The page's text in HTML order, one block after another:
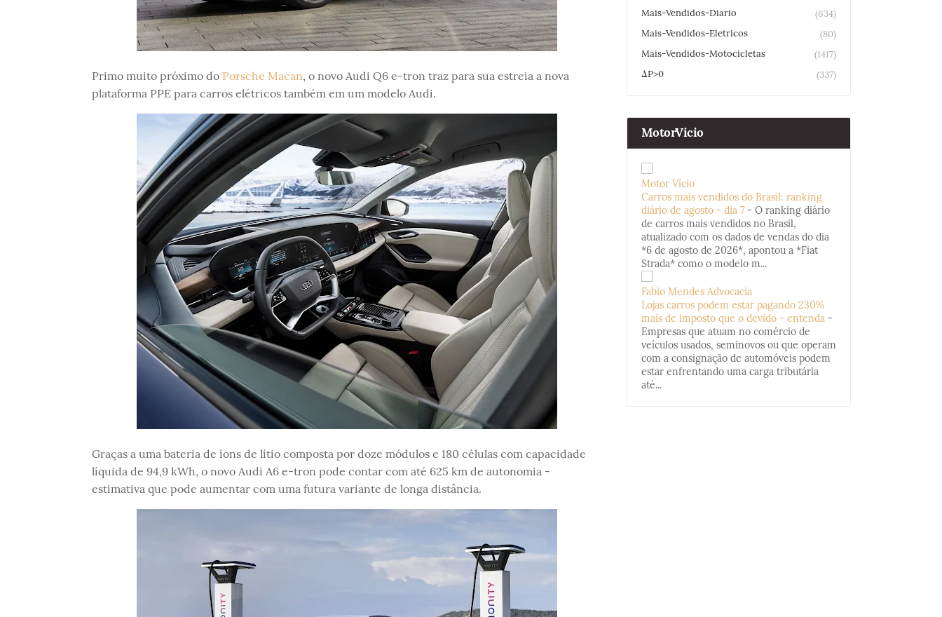
Primo muito próximo do Porsche Macan, o novo Audi Q6 e-tron traz para sua estreia a nova
plataforma PPE para carros elétricos também em um modelo Audi.
Graças a uma bateria de íons de lítio composta por doze módulos e 180 células com capacidade
líquida de 94,9 kWh, o novo Audi A6 e-tron pode contar com até 625 km de autonomia -
estimativa que pode aumentar com uma futura variante de longa distância.
Mais-Vendidos-Diario
(634)
Mais-Vendidos-Eletricos
(80)
Mais-Vendidos-Motocicletas
(1417)
ΔP>0
(337)
MotorVicio
Motor Vício
Carros mais vendidos do Brasil: ranking
diário de agosto - dia 7 - O ranking diário
de carros mais vendidos no Brasil,
atualizado com os dados de vendas do dia
*6 de agosto de 2026*, apontou a *Fiat
Strada* como o modelo m...
Fabio Mendes Advocacia
Lojas carros podem estar pagando 230%
mais de imposto que o devido - entenda -
Empresas que atuam no comércio de
veículos usados, seminovos ou que operam
com a consignação de automóveis podem
estar enfrentando uma carga tributária
até...